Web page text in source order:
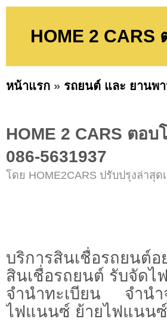
HOME 2
หน้าแรก » รถยนต์ และ ยานพ
HOME 2 CARS ตอ
086-5631937
โดย HOME2CARS ปรับปรุงล่าสุด
บริการสินเชื่อรถยนต์อ
สินเชื่อรถยนต์ รับจัด
จำนำทะเบียน จำ
ไฟแนนซ์ ย้ายไฟแนนซ์